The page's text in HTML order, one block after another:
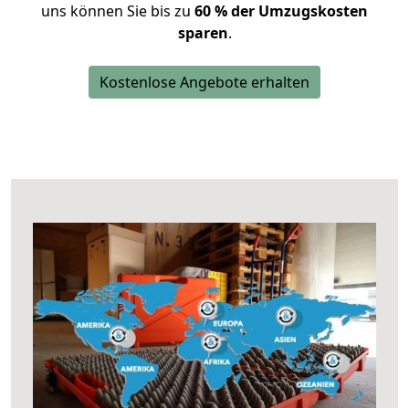
uns können Sie bis zu 60 % der Umzugskosten
sparen.
Kostenlose Angebote erhalten